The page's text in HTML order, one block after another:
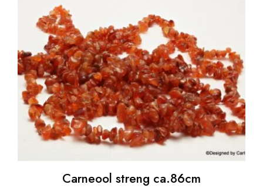
Carneool streng ca.86cm